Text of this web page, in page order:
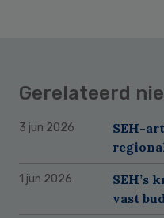
Gerelateerd
3 jun 2026
SEH-
1 jun 2026
SEH’s
vast